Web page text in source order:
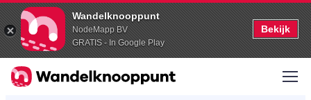
Wandelknooppunt
NodeMapp BV
GRATIS - In Google Play
Bekijk